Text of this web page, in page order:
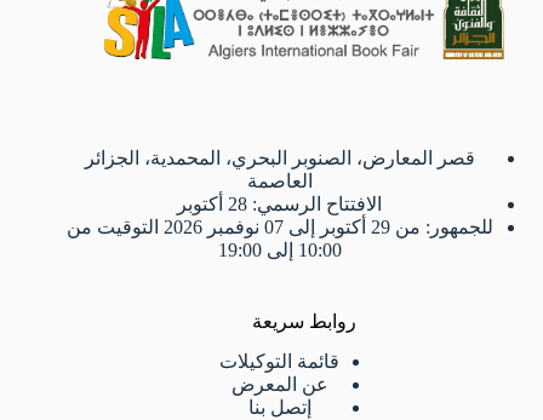
قصر المعارض، الصنوبر البحري، المحمدية، الجزائر
العاصمة
الافتتاح الرسمي: 28 أكتوبر
للجمهور: من 29 أكتوبر إلى 07 نوفمبر 2026 التوقيت من
10:00 إلى 19:00
روابط سريعة
قائمة التوكيلات
عن المعرض
إتصل بنا